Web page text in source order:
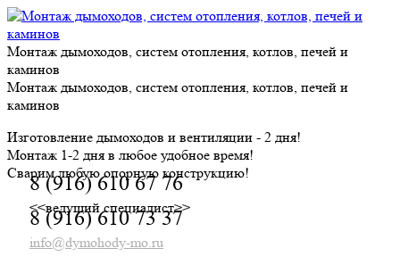
Skip
to
content
Монтаж дымоходов, систем отопления, котлов, печей и
каминов
Монтаж дымоходов, систем отопления, котлов, печей и
каминов
Изготовление дымоходов и вентиляции - 2 дня!
Монтаж 1-2 дня в любое удобное время!
Сварим любую опорную конструкцию!
8 (916) 610 67 76
<<ведущий специалист>>
8 (916) 610 73 37
info@dymohody-mo.ru